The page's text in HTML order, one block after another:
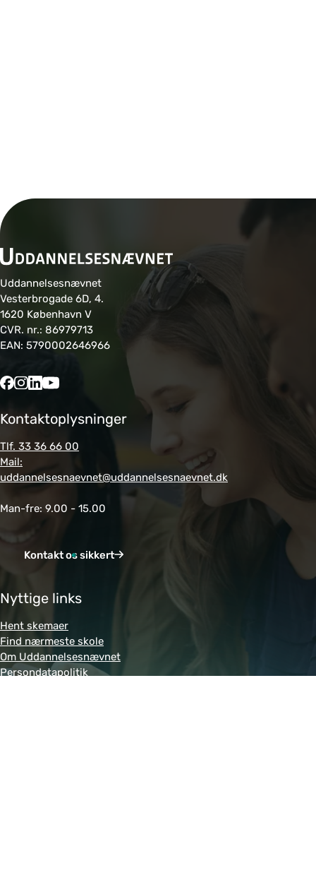
Uddannelsesnævnet
Vesterbrogade 6D, 4.
1620 København V
CVR. nr.: 86979713
EAN: 5790002646966
Kontaktoplysninger
Tlf. 33 36 66 00
Mail:
uddannelsesnaevnet@uddannelsesnaevnet.dk
Man-fre: 9.00 - 15.00
Kontakt os sikkert
Nyttige links
Hent skemaer
Find nærmeste skole
Om Uddannelsesnævnet
Persondatapolitik